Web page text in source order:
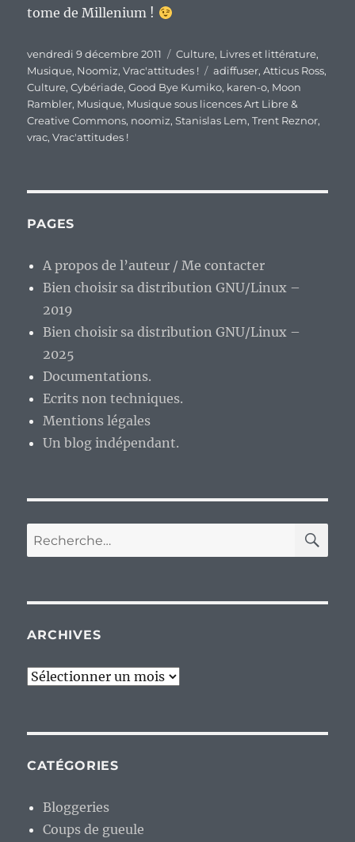
tome de Millenium !
Publié
le
vendredi 9 décembre 2011 Catégories
Culture, Livres et littérature,
Musique, Noomiz,Vrac'attitudes ! Étiquettes
adiffuser,Atticus Ross,
Culture,Cybériade,Good Bye Kumiko, karen-o, Moon
Rambler, Musique, Musique sous licences Art Libre &
Creative Commons, noomiz,Stanislas Lem,Trent Reznor,
vrac,Vrac'attitudes !
PAGES
A propos de l’auteur / Me contacter
Bien choisir sa distribution GNU/Linux –
2019
Bien choisir sa distribution GNU/Linux –
2025
Documentations.
Ecrits non techniques.
Mentions légales
Un blog indépendant.
Recherche
pour :
ARCHIVES
Archives
CATÉGORIES
Bloggeries
Coups de gueule